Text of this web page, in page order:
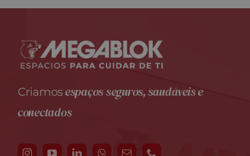
Criamosespaços seguros, saudáveis e
conectados